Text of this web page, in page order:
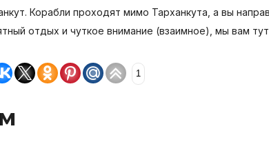
Корабли проходят мимо Тарханкута, а вы
отдых и чуткое внимание (взаимное), мы вам
1